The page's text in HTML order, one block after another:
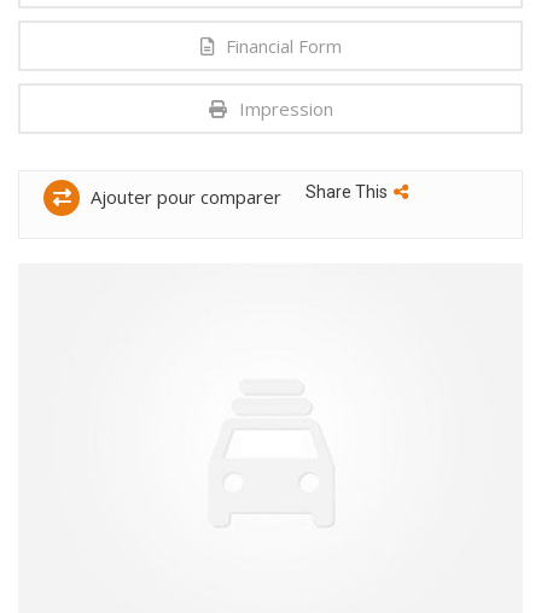
Financial Form
Impression
Ajouter pour comparer Share This